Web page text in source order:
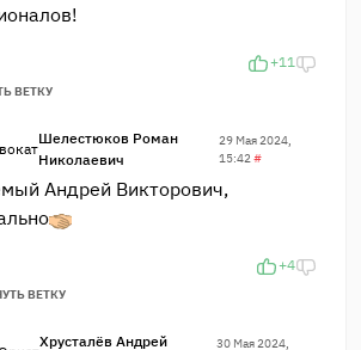
+11
ВЕТКУ
Шелестюков Роман
Николаевич
29 Мая 2024,
15:42#
Андрей Викторович,
+4
ВЕТКУ
Хрусталёв Андрей
30 Мая 2024,